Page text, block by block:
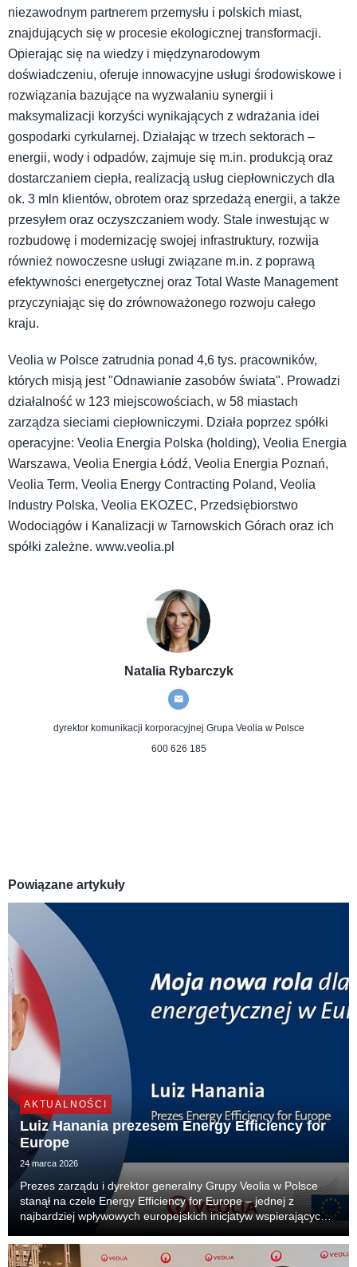
niezawodnym partnerem przemysłu i polskich miast,
znajdujących się w procesie ekologicznej transformacji.
Opierając się na wiedzy i międzynarodowym
doświadczeniu, oferuje innowacyjne usługi środowiskowe i
rozwiązania bazujące na wyzwalaniu synergii i
maksymalizacji korzyści wynikających z wdrażania idei
gospodarki cyrkularnej. Działając w trzech sektorach –
energii, wody i odpadów, zajmuje się m.in. produkcją oraz
dostarczaniem ciepła, realizacją usług ciepłowniczych dla
ok. 3 mln klientów, obrotem oraz sprzedażą energii, a także
przesyłem oraz oczyszczaniem wody. Stale inwestując w
rozbudowę i modernizację swojej infrastruktury, rozwija
również nowoczesne usługi związane m.in. z poprawą
efektywności energetycznej oraz Total Waste Management
przyczyniając się do zrównoważonego rozwoju całego
kraju.
Veolia w Polsce zatrudnia ponad 4,6 tys. pracowników,
których misją jest "Odnawianie zasobów świata". Prowadzi
działalność w 123 miejscowościach, w 58 miastach
zarządza sieciami ciepłowniczymi. Działa poprzez spółki
operacyjne: Veolia Energia Polska (holding), Veolia Energia
Warszawa, Veolia Energia Łódź, Veolia Energia Poznań,
Veolia Term, Veolia Energy Contracting Poland, Veolia
Industry Polska, Veolia EKOZEC, Przedsiębiorstwo
Wodociągów i Kanalizacji w Tarnowskich Górach oraz ich
spółki zależne. www.veolia.pl
Natalia Rybarczyk
dyrektor komunikacji korporacyjnej Grupa Veolia w Polsce
600 626 185
Powiązane artykuły
AKTUALNOŚCI
Luiz Hanania prezesem Energy Efficiency for
Europe
24 marca 2026
Prezes zarządu i dyrektor generalny Grupy Veolia w Polsce
stanął na czele Energy Efficiency for Europe – jednej z
najbardziej wpływowych europejskich inicjatyw wspierających
menedżer z Polski obejmuje funkcję lidera...